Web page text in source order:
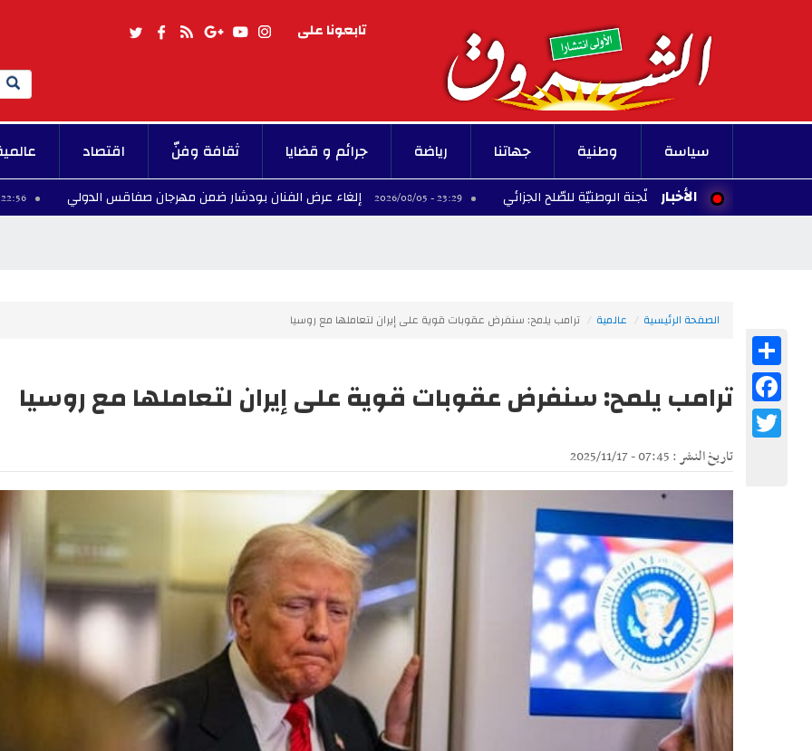
تابعونا على
Search
سياسة وطنية جهاتنا رياضة جرائم و قضايا ثقافة وفنّ اقتصاد
الأخبار
يلتقي رئيس اللّجنة الوطنيّة للصّلح الجزائي 23:29 - 2026/08/05 إلغاء عرض الفنان بودشار ضمن مهرجان صفاقس الدولي 22:56 - 2026/08/05
الصفحة الرئيسية عالمية ترامب يلمح: سنفرض عقوبات قوية على إيران لتعاملها مع روسيا
ترامب يلمح: سنفرض عقوبات قوية على إيران لتعاملها مع روسيا
تاريخ النشر : 07:45 - 2025/11/17
Facebook
Twitter